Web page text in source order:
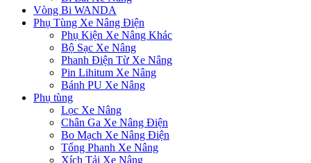
Vòng Bi WANDA
Phụ Tùng Xe Nâng Điện
Phụ Kiện Xe Nâng Khác
Bộ Sạc Xe Nâng
Phanh Điện Từ Xe Nâng
Pin Lihitum Xe Nâng
Bánh PU Xe Nâng
Phụ tùng
Lọc Xe Nâng
Chân Ga Xe Nâng Điện
Bo Mạch Xe Nâng Điện
Tổng Phanh Xe Nâng
Xích Tải Xe Nâng